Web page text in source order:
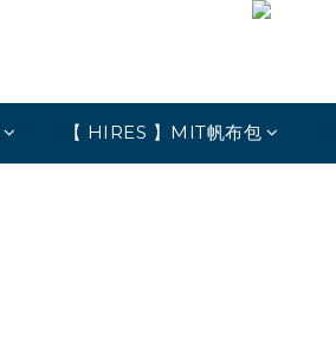
【 HIRES 】MIT帆布包